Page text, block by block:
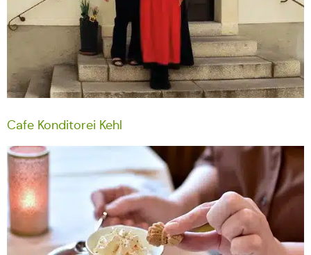
Cafe Konditorei Kehl